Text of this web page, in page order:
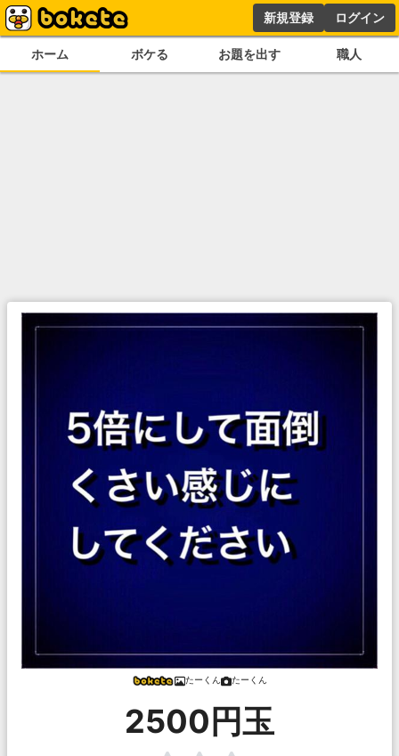
新規登録 ログイン
ホーム ボケる お題を出す 職人
‌たーくん ‌たーくん
2500円玉